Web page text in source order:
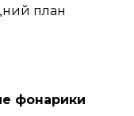
план
фонарики